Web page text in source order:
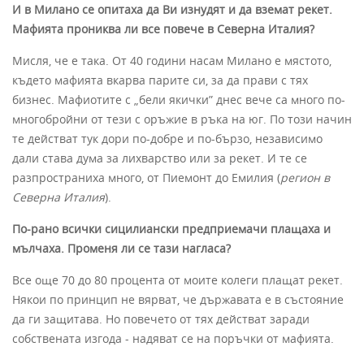
И в Милано се опитаха да Ви изнудят и да вземат рекет.
Мафията прониква ли все повече в Северна Италия?
Мисля, че е така. От 40 години насам Милано е мястото,
където мафията вкарва парите си, за да прави с тях
бизнес. Мафиотите с „бели якички” днес вече са много по-
многобройни от тези с оръжие в ръка на юг. По този начин
те действат тук дори по-добре и по-бързо, независимо
дали става дума за лихварство или за рекет. И те се
разпространиха много, от Пиемонт до Емилия (регион в
Северна Италия).
По-рано всички сицилиански предприемачи плащаха и
мълчаха. Променя ли се тази нагласа?
Все още 70 до 80 процента от моите колеги плащат рекет.
Някои по принцип не вярват, че държавата е в състояние
да ги защитава. Но повечето от тях действат заради
собствената изгода - надяват се на поръчки от мафията.